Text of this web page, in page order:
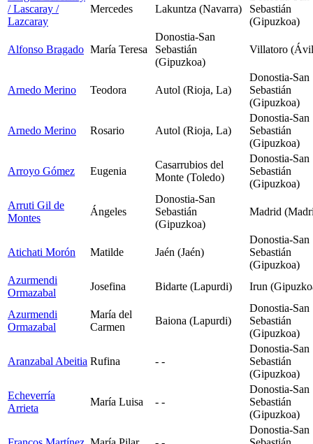
/ Lascaray /
Lazcaray
Mercedes Lakuntza (Navarra)
Sebastián
(Gipuzkoa)
Alfonso Bragado María Teresa
Donostia-San
Sebastián
(Gipuzkoa)
Villatoro
Arnedo Merino Teodora Autol (Rioja, La)
Donostia-San
Sebastián
(Gipuzkoa)
Arnedo Merino Rosario Autol (Rioja, La)
Donostia-San
Sebastián
(Gipuzkoa)
Arroyo Gómez Eugenia
Casarrubios del
Monte (Toledo)
Donostia-San
Sebastián
(Gipuzkoa)
Arruti Gil de
Montes
Ángeles
Donostia-San
Sebastián
(Gipuzkoa)
Madrid
Atichati Morón Matilde Jaén (Jaén)
Donostia-San
Sebastián
(Gipuzkoa)
Azurmendi
Ormazabal
Josefina Bidarte (Lapurdi) Irun
Azurmendi
Ormazabal
María del
Carmen
Baiona (Lapurdi)
Donostia-San
Sebastián
(Gipuzkoa)
Aranzabal Abeitia Rufina - -
Donostia-San
Sebastián
(Gipuzkoa)
Echeverría
Arrieta
María Luisa - -
Donostia-San
Sebastián
(Gipuzkoa)
Donostia-San